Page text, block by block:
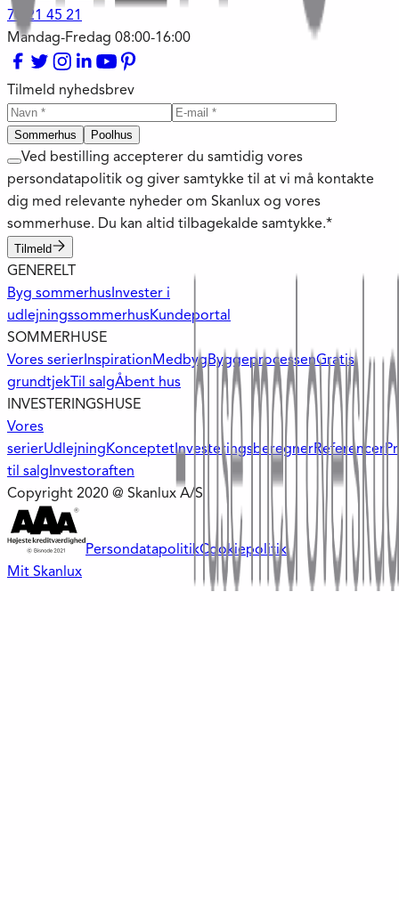
70 21 45 21
Mandag-Fredag 08:00-16:00
Tilmeld nyhedsbrev
Sommerhus Poolhus
Ved bestilling accepterer du samtidig vores
persondatapolitik og giver samtykke til at vi må kontakte
dig med relevante nyheder om Skanlux og vores
sommerhuse. Du kan altid tilbagekalde samtykke.*
Tilmeld
GENERELT
Byg sommerhus Invester i
udlejningssommerhusKundeportal
SOMMERHUSE
Vores serier Inspiration MedbygByggeprocessenGratis
grundtjek Til salgÅbent hus
INVESTERINGSHUSE
Vores
serierUdlejningKonceptetInvesteringsberegnerReferencer
til salg Investoraften
Copyright 2020 @ Skanlux A/S
PersondatapolitikCookiepolitik
Mit Skanlux